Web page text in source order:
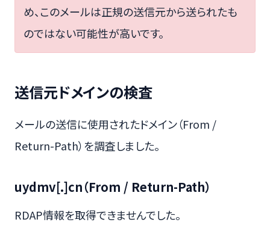
め、このメールは正規の送信元から送られたも
のではない可能性が高いです。
送信元ドメインの検査
メールの送信に使用されたドメイン（From /
Return-Path）を調査しました。
uydmv[.]cn（From / Return-Path）
RDAP情報を取得できませんでした。